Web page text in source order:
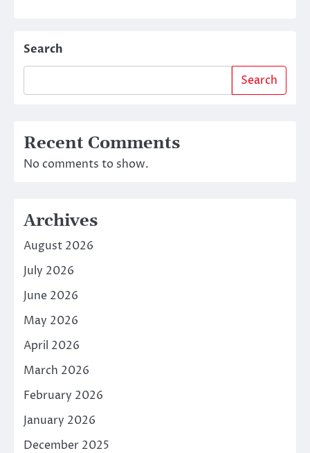
Search
Search
Recent Comments
No comments to show.
Archives
August 2026
July 2026
June 2026
May 2026
April 2026
March 2026
February 2026
January 2026
December 2025